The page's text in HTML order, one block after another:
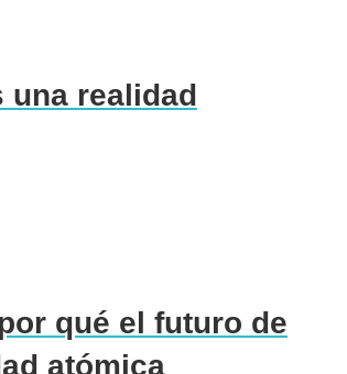
una realidad
qué el futuro de
atómica